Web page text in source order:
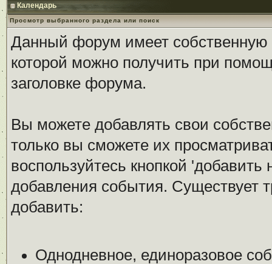
Календарь
Просмотр выбранного раздела или поиск
Данный форум имеет собственную
которой можно получить при
заголовке форума.
Вы можете добавлять свои
только вы сможете их
воспользуйтесь кнопкой
добавления события. Существует
добавить:
Однодневное, единоразовое